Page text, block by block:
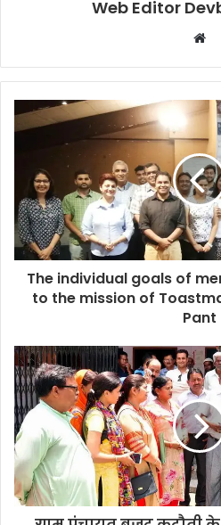
Web Editor
The individual goals of
to the mission of
Pant